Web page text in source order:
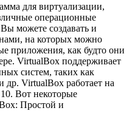
для виртуализации,
операционные
можете создавать и
на которых можно
приложения, как будто они
VirtualBox поддерживает
систем, таких как
др. VirtualBox работает на
Вот некоторые
Простой и